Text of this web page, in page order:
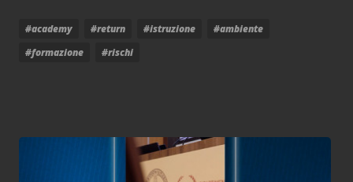
#academy #return #istruzione
#ambiente
#formazione
#rischi